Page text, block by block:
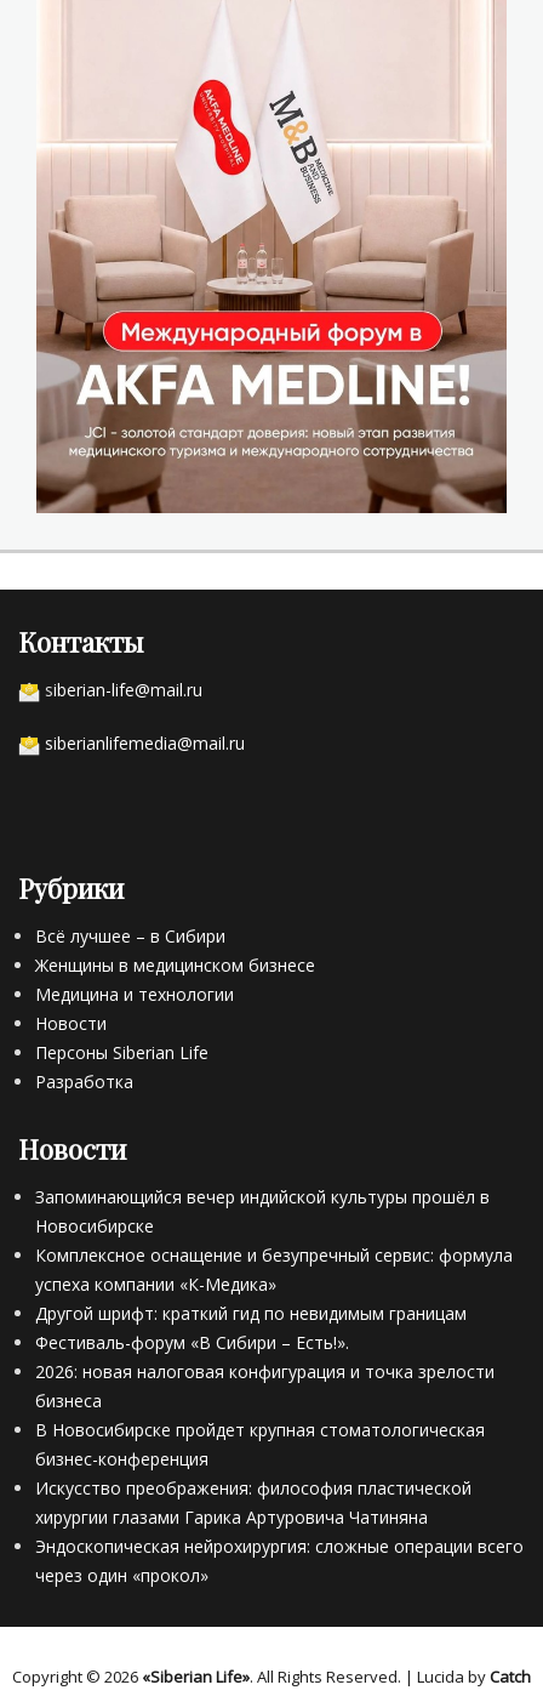
Контакты
siberian-life@mail.ru
siberianlifemedia@mail.ru
Рубрики
Всё лучшее – в Сибири
Женщины в медицинском бизнесе
Медицина и технологии
Новости
Персоны Siberian Life
Разработка
Новости
Запоминающийся вечер индийской культуры прошёл в
Новосибирске
Комплексное оснащение и безупречный сервис: формула
успеха компании «К-Медика»
Другой шрифт: краткий гид по невидимым границам
Фестиваль-форум «В Сибири – Есть!».
2026: новая налоговая конфигурация и точка зрелости
бизнеса
В Новосибирске пройдет крупная стоматологическая
бизнес-конференция
Искусство преображения: философия пластической
хирургии глазами Гарика Артуровича Чатиняна
Эндоскопическая нейрохирургия: сложные операции всего
через один «прокол»
Copyright © 2026 «Siberian Life». All Rights Reserved. | Lucida byCatch